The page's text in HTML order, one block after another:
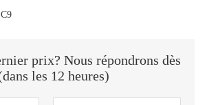
prix? Nous répondrons dès
les 12 heures)